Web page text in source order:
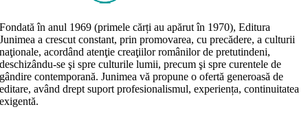
Fondată în anul 1969 (primele cărți au apărut în 1970), Editura
Junimea a crescut constant, prin promovarea, cu precădere, a culturii
naţionale, acordând atenţie creaţiilor românilor de pretutindeni,
deschizându-se şi spre culturile lumii, precum şi spre curentele de
gândire contemporană. Junimea vă propune o ofertă generoasă de
editare, având drept suport profesionalismul, experiența, continuitatea
exigentă.